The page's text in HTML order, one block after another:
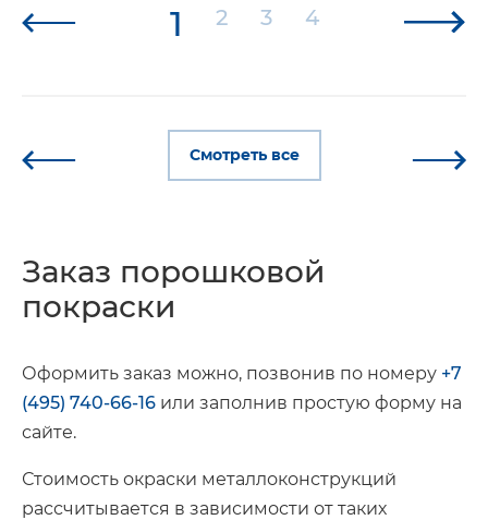
1 2 3 4
Смотреть все
Заказ порошковой
покраски
Оформить заказ можно, позвонив по номеру +7
(495) 740-66-16 или заполнив простую форму на
сайте.
Стоимость окраски металлоконструкций
рассчитывается в зависимости от таких